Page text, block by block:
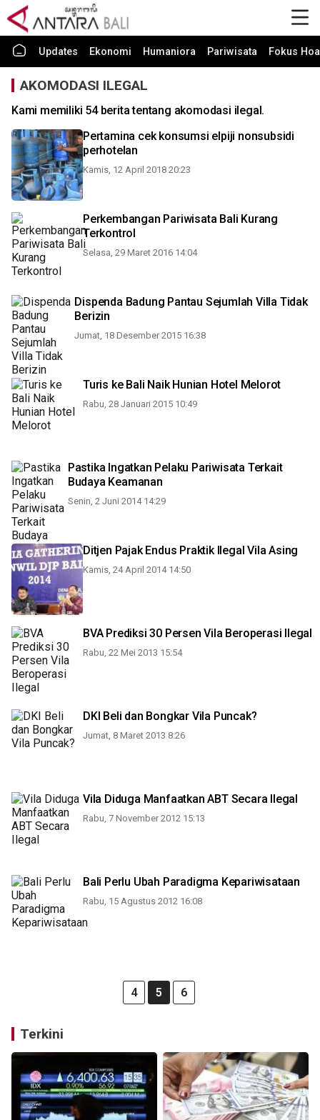
Updates Ekonomi Humaniora Pariwisata Fokus
AKOMODASI ILEGAL
Kami memiliki 54 berita tentang akomodasi ilegal.
Pertamina cek konsumsi elpiji nonsubsidi
perhotelan
Kamis, 12 April 2018 20:23
Perkembangan Pariwisata Bali Kurang
Terkontrol
Selasa, 29 Maret 2016 14:04
Dispenda Badung Pantau Sejumlah Villa Tidak
Berizin
Jumat, 18 Desember 2015 16:38
Turis ke Bali Naik Hunian Hotel Melorot
Rabu, 28 Januari 2015 10:49
Pastika Ingatkan Pelaku Pariwisata Terkait
Budaya Keamanan
Senin, 2 Juni 2014 14:29
Ditjen Pajak Endus Praktik Ilegal Vila Asing
Kamis, 24 April 2014 14:50
BVA Prediksi 30 Persen Vila Beroperasi Ilegal
Rabu, 22 Mei 2013 15:54
DKI Beli dan Bongkar Vila Puncak?
Jumat, 8 Maret 2013 8:26
Vila Diduga Manfaatkan ABT Secara Ilegal
Rabu, 7 November 2012 15:13
Bali Perlu Ubah Paradigma Kepariwisataan
Rabu, 15 Agustus 2012 16:08
4 5 6
Terkini